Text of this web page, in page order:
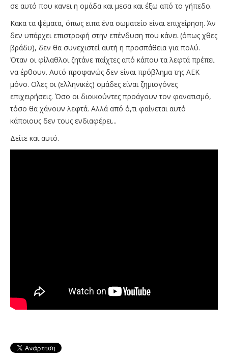
σε αυτό που κανει η ομάδα και μεσα και έξω από το γήπεδο.
Κακα τα ψέματα, όπως ειπα ένα σωματείο είναι επιχείρηση. Άν
δεν υπάρχει επιστροφή στην επένδυση που κάνει (όπως χθες
βράδυ), δεν θα συνεχιστεί αυτή η προσπάθεια για πολύ.
Όταν οι φίλαθλοι ζητάνε παίχτες από κάπου τα λεφτά πρέπει
να έρθουν. Αυτό προφανώς δεν είναι πρόβλημα της ΑΕΚ
μόνο. Ολες οι (ελληνικές) ομάδες είναι ζημιογόνες
επιχειρήσεις. Όσο οι διοικούντες προάγουν τον φανατισμό,
τόσο θα χάνουν λεφτά. Αλλά από ό,τι φαίνεται αυτό
κάποιους δεν τους ενδιαφέρει...
Δείτε και αυτό.